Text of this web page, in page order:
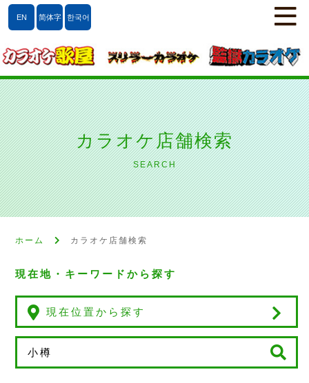
EN 简体字 한국어
カラオケ店舗検索
SEARCH
ホーム カラオケ店舗検索
現在地・キーワードから探す
現在位置から探す